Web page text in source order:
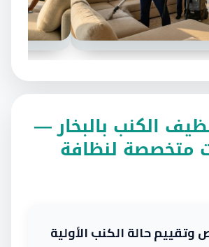
الكنب بالبخار —
متخصصة لنظافة
حالة الكنب الأولية